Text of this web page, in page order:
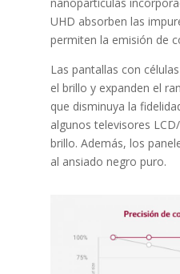
UHD absorben las
permiten la emisión de
Las pantallas con
el brillo y expanden el
que disminuya la
algunos televisores
brillo. Además, los
al ansiado negro puro.